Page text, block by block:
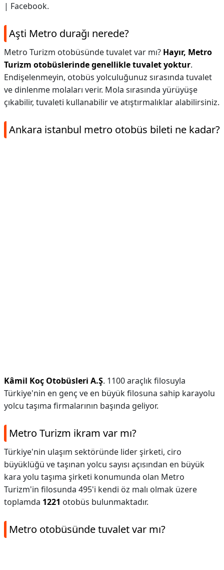
| Facebook.
Aşti Metro durağı nerede?
Metro Turizm otobüsünde tuvalet var mı? Hayır, Metro
Turizm otobüslerinde genellikle tuvalet yoktur.
Endişelenmeyin, otobüs yolculuğunuz sırasında tuvalet
ve dinlenme molaları verir. Mola sırasında yürüyüşe
çıkabilir, tuvaleti kullanabilir ve atıştırmalıklar alabilirsiniz.
Ankara istanbul metro otobüs bileti ne kadar?
Kâmil Koç Otobüsleri A.Ş. 1100 araçlık filosuyla
Türkiye'nin en genç ve en büyük filosuna sahip karayolu
yolcu taşıma firmalarının başında geliyor.
Metro Turizm ikram var mı?
Türkiye'nin ulaşım sektöründe lider şirketi, ciro
büyüklüğü ve taşınan yolcu sayısı açısından en büyük
kara yolu taşıma şirketi konumunda olan Metro
Turizm'in filosunda 495'i kendi öz malı olmak üzere
toplamda 1221 otobüs bulunmaktadır.
Metro otobüsünde tuvalet var mı?